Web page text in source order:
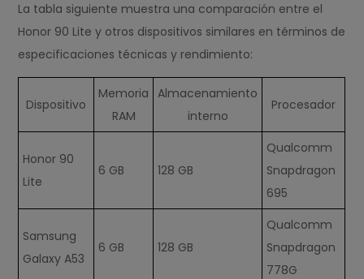
La tabla siguiente muestra una comparación entre el
Honor 90 Lite y otros dispositivos similares en términos de
especificaciones técnicas y rendimiento:
Dispositivo
Memoria
RAM
Almacenamiento
interno
Procesador
Honor 90
Lite
6 GB 128 GB
Qualcomm
Snapdragon
695
Samsung
Galaxy A53
6 GB 128 GB
Qualcomm
Snapdragon
778G